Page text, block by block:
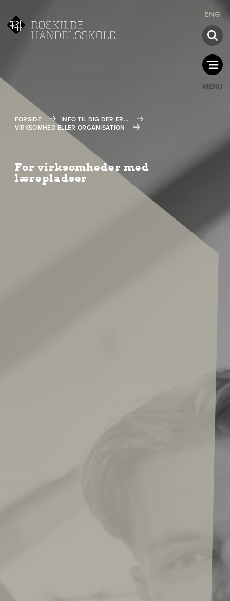
ENG
FORSIDE
INFO TIL DIG DER ER...
VIRKSOMHED ELLER ORGANISATION
For virksomheder med
lærepladser
MENU